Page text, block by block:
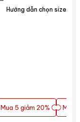
Mua 5 giảm 20%
Mua 5 giảm 20% Mua
Mua
Hướng dẫn chọn size